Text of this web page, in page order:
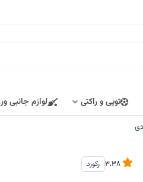
توپی و راکتی لوازم جانبی
رکورد